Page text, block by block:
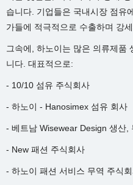
습니다. 기업들은 국내시장 점유
가들에 적극적으로 수출하며 강
그속에, 하노이는 많은 의류제품
니다. 대표적으로:
- 10/10 섬유 주식회사
- 하노이 - Hanosimex 섬유 회사
- 베트남 Wisewear Design 생산,
- New 패션 주식회사
- 하노이 패션 서비스 무역 주식